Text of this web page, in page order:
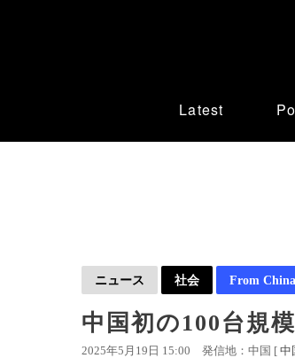
Latest
ニュース 社会 From China
中国初の100台規
2025年5月19日 15:00 発信地：中国 [ 中